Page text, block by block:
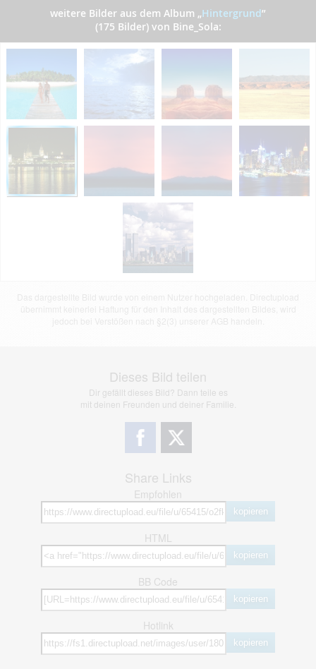
weitere Bilder aus dem Album „Hintergrund”
(175 Bilder) von Bine_Sola:
jedoch bei Verstößen nach §2(3) unserer AGB handeln.
Dieses Bild teilen
Dir gefällt dieses Bild? Dann teile es
mit deinen Freunden und deiner Familie.
Share Links
Empfohlen
kopieren
HTML
kopieren
BB Code
kopieren
Hotlink
kopieren